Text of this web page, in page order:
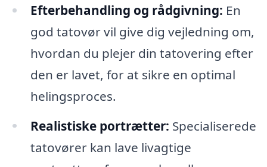
Efterbehandling og rådgivning: En
god tatovør vil give dig vejledning om,
hvordan du plejer din tatovering efter
den er lavet, for at sikre en optimal
helingsproces.
Realistiske portrætter: Specialiserede
tatovører kan lave livagtige